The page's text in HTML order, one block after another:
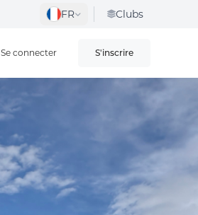
FR Clubs
Se connecter S'inscrire